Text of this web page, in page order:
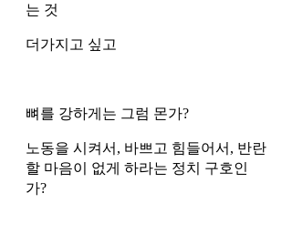
는 것
더가지고 싶고
뼈를 강하게는 그럼 몬가?
노동을 시켜서, 바쁘고 힘들어서, 반란
할 마음이 없게 하라는 정치 구호인
가?